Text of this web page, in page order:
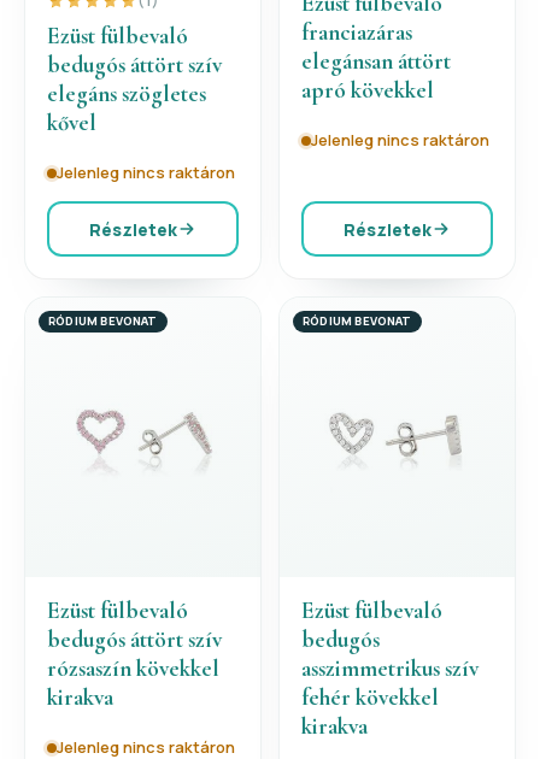
Ezüst fülbevaló
bedugós áttört szív
elegáns szögletes
kővel
Jelenleg nincs raktáron
Részletek
franciazáras
elegánsan áttört
apró kövekkel
Jelenleg nincs raktáron
Részletek
RÓDIUM BEVONAT
Ezüst fülbevaló
bedugós áttört szív
rózsaszín kövekkel
kirakva
Jelenleg nincs raktáron
RÓDIUM BEVONAT
Ezüst fülbevaló
bedugós
asszimmetrikus szív
fehér kövekkel
kirakva